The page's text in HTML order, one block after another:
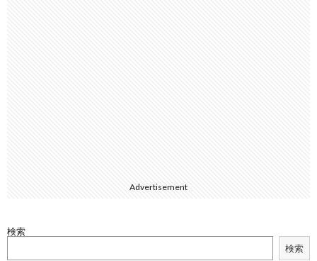
Advertisement
検索
検索